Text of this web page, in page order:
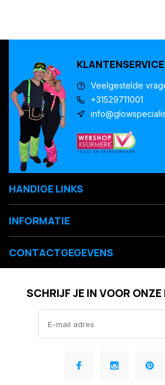
KLANTENSERVICE
Veelgestelde
+31529711001
HANDIGE LINKS
INFORMATIE
CONTACTGEGEVENS
SCHRIJF JE IN VOOR ONZE